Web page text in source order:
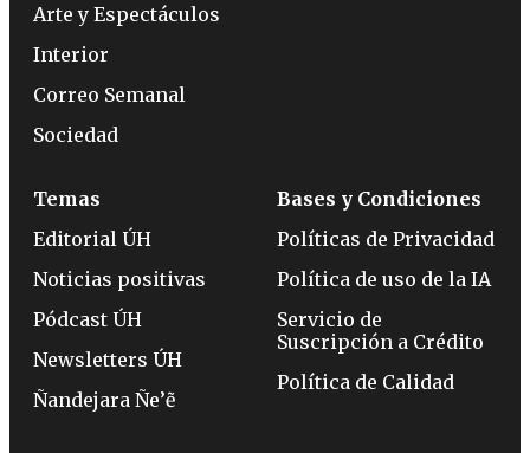
Arte y Espectáculos
Interior
Correo Semanal
Sociedad
Temas
Editorial ÚH
Noticias positivas
Pódcast ÚH
Newsletters ÚH
Ñandejara Ñe’ẽ
Bases y Condiciones
Políticas de Privacidad
Política de uso de la IA
Servicio de
Suscripción a Crédito
Política de Calidad